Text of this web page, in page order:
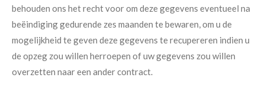
behouden ons het recht voor om deze gegevens eventueel na
beëindiging gedurende zes maanden te bewaren, om u de
mogelijkheid te geven deze gegevens te recupereren indien u
de opzeg zou willen herroepen of uw gegevens zou willen
overzetten naar een ander contract.